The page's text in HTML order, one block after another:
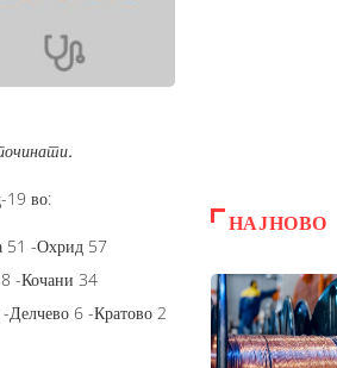
19 во:
51 -Охрид 57
-Кочани 34
6 -Кратово 2
НАЈНОВО